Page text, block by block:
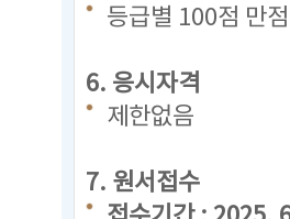
등급별 100점 만
6. 응시자격
제한없음
7. 원서접수